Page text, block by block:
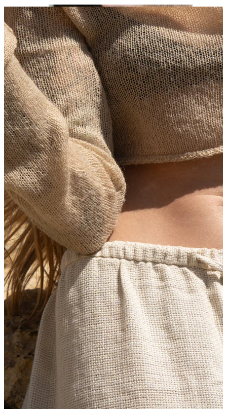
Stretching
14K gullsmykker
Shop titan
Nyhet
Kjøp 4, betal for 3Shop Bodymod Moments
Brands
Brands